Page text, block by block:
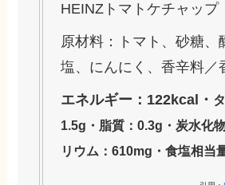
HEINZトマトケチャップ
原材料：トマト、砂糖、
塩、にんにく、香辛料／
エネルギー：122kcal・
1.5g・ 脂質：0.3g・炭水化
リウム：610mg・食塩相当